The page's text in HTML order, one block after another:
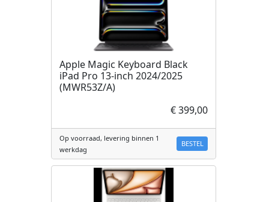
Apple Magic Keyboard Black
iPad Pro 13-inch 2024/2025
(MWR53Z/A)
€ 399,00
Op voorraad, levering binnen 1
werkdag
BESTEL